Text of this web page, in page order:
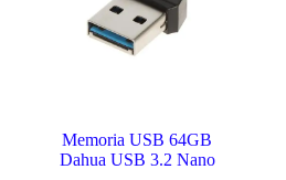
Memoria USB 64GB
Dahua USB 3.2 Nano